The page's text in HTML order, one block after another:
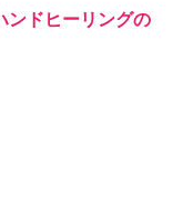
ンドヒーリングの